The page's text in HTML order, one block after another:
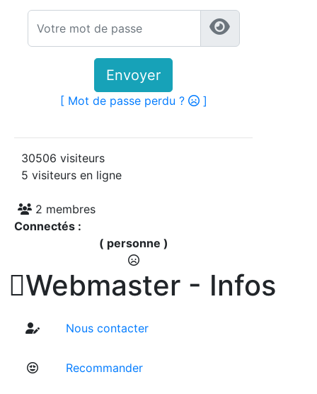
Envoyer
[ Mot de passe perdu ? ]
30506 visiteurs
5 visiteurs en ligne
2 membres
Connectés :
( personne )
Webmaster - Infos
Nous contacter
Recommander